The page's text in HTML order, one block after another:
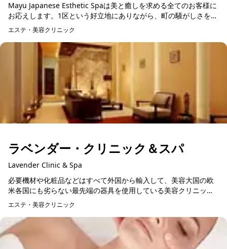
Mayu Japanese Esthetic Spaは美と癒しを求める全てのお客様に
お応えします。1区という好立地にありながら、町の騒がしさを忘
れられる空間、結果追求と癒しを融合させた「パーソナ...
エステ・美容クリニック
ラベンダー・クリニック＆スパ
Lavender Clinic & Spa
必要機材や化粧品などはすべて外国から輸入して、美容大国の欧
米各国にも劣らない最先端の器具を使用している美容クリニッ
ク。ラベンダークリニックはベトナムで活躍する有名モデルや女
優なども訪れるほどの人...
エステ・美容クリニック